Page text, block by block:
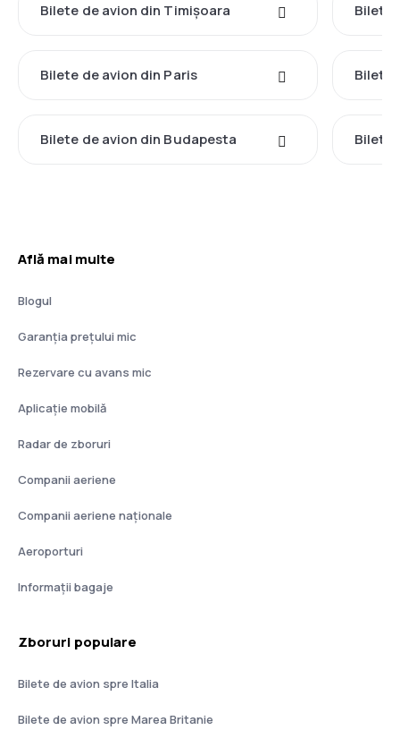
Bilete de avion din Timișoara Bilete
Bilete de avion din Paris Bilete
Bilete de avion din Budapesta Bilete
Află mai multe
Blogul
Garanția prețului mic
Rezervare cu avans mic
Aplicație mobilă
Radar de zboruri
Companii aeriene
Companii aeriene naţionale
Aeroporturi
Informații bagaje
Zboruri populare
Bilete de avion spre Italia
Bilete de avion spre Marea Britanie